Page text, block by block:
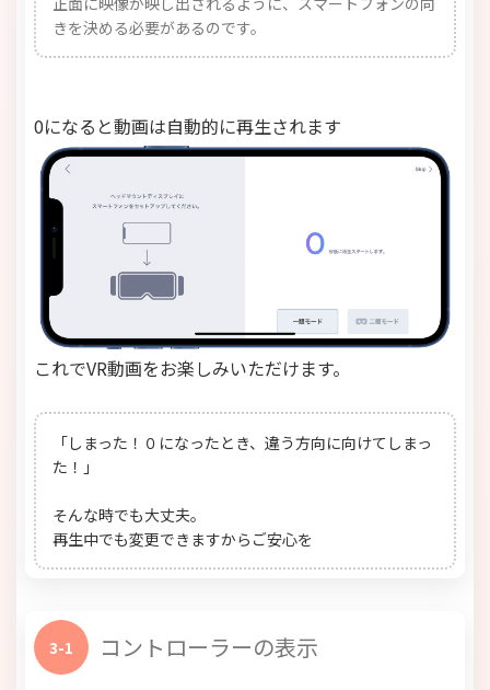
きを決める必要があるのです。
0になると動画は自動的に再生されます
これでVR動画をお楽しみいただけます。
「しまった！０になったとき、違う方向に向けてしまっ
た！」
そんな時でも大丈夫。
再生中でも変更できますからご安心を
3-1 コントローラーの表示